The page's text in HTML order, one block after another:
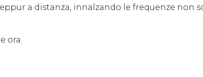
a distanza, innalzando le frequenze non
ora.